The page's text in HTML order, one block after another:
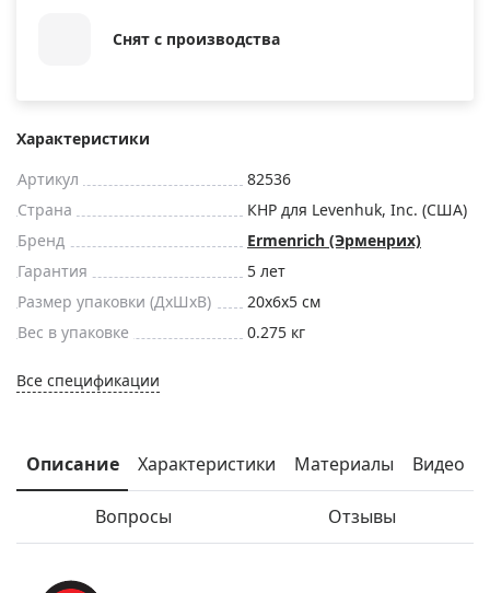
Снят с производства
Характеристики
Артикул
82536
Страна
КНР для Levenhuk, Inc. (США)
Бренд
Ermenrich (Эрменрих)
Гарантия
5 лет
Размер упаковки (ДxШxВ)
20x6x5 см
Вес в упаковке
0.275 кг
Все спецификации
Описание Характеристики Материалы Видео
Вопросы Отзывы